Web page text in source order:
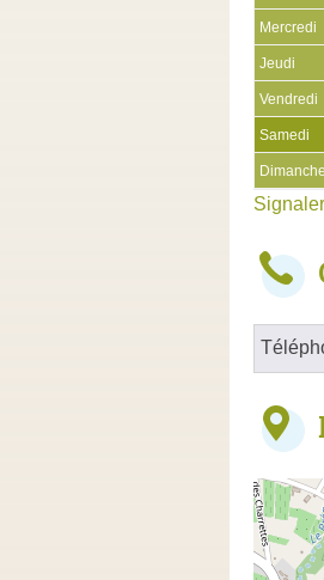
Mercredi
Jeudi
Vendredi
Samedi
Dimanche